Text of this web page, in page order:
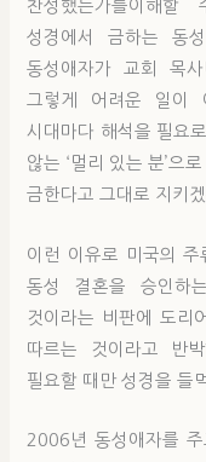
찬성했는가를이해
성경에서 금하는 동
동성애자가 교회 목
그렇게 어려운 일이
시대마다 해석을 필요
않는 ‘멀리 있는 분’으
금한다고 그대로 지키
이런 이유로 미국의 주
동성 결혼을 승인하
것이라는 비판에 도리
따르는 것이라고 반
필요할 때만 성경을 들
2006년 동성애자를 주